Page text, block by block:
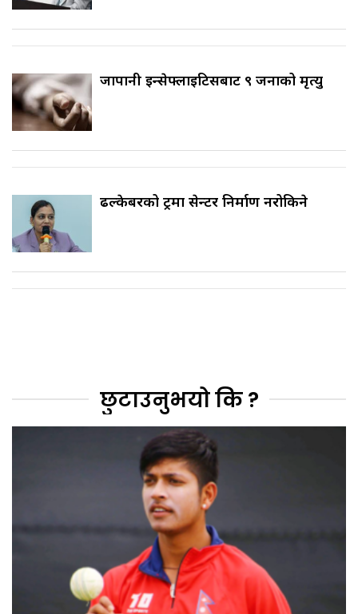
जापानी इन्सेफ्लाइटिसबाट ९ जनाको मृत्यु
ढल्केबरको ट्रमा सेन्टर निर्माण नरोकिने
छुटाउनुभयो कि ?